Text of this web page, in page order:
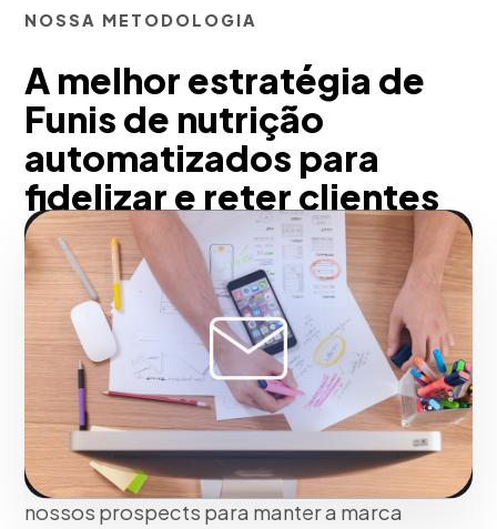
NOSSA METODOLOGIA
A melhor estratégia de
Funis de nutrição
automatizados para
fidelizar e reter clientes
em Belo Horizonte
Em Belo Horizonte, transformamos seu
banco de dados inativo em um ativo
altamente rentável. Através de funis de
nutrição de leads, carrinhos
abandonados e sequências de
onboarding de produtos, educamos
nossos prospects para manter a marca